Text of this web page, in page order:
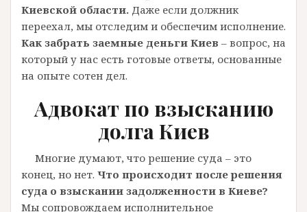
Киевской области. Даже если должник
переехал, мы отследим и обеспечим исполнение.
Как забрать заемные деньги Киев – вопрос, на
который у нас есть готовые ответы, основанные
на опыте сотен дел.
Адвокат по взысканию
долга Киев
Многие думают, что решение суда – это
конец, но нет. Что происходит после решения
суда о взыскании задолженности в Киеве?
Мы сопровождаем исполнительное